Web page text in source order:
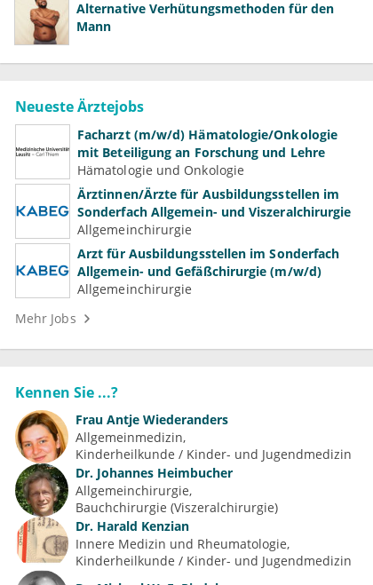
Alternative Verhütungsmethoden für den
Mann
Neueste Ärztejobs
Facharzt (m/w/d) Hämatologie/Onkologie
mit Beteiligung an Forschung und Lehre
Hämatologie und Onkologie
Ärztinnen/Ärzte für Ausbildungsstellen im
Sonderfach Allgemein- und Viszeralchirurgie
Allgemeinchirurgie
Arzt für Ausbildungsstellen im Sonderfach
Allgemein- und Gefäßchirurgie (m/w/d)
Allgemeinchirurgie
Mehr Jobs
Kennen Sie ...?
Frau Antje Wiederanders
Allgemeinmedizin
Kinderheilkunde / Kinder- und Jugendmedizin
Dr. Johannes Heimbucher
Allgemeinchirurgie
Bauchchirurgie (Viszeralchirurgie)
Dr. Harald Kenzian
Innere Medizin und Rheumatologie
Kinderheilkunde / Kinder- und Jugendmedizin